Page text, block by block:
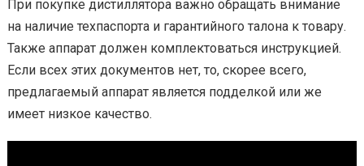
При покупке дистиллятора важно обращать внимание
на наличие техпаспорта и гарантийного талона к товару.
Также аппарат должен комплектоваться инструкцией.
Если всех этих документов нет, то, скорее всего,
предлагаемый аппарат является подделкой или же
имеет низкое качество.